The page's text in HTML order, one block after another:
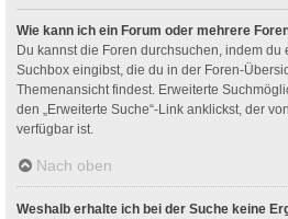
Wie kann ich ein Forum oder mehrere
Du kannst die Foren durchsuchen, indem du
Suchbox eingibst, die du in der Foren-
Themenansicht findest. Erweiterte
den „Erweiterte Suche“-Link anklickst, der
verfügbar ist.
Nach oben
Weshalb erhalte ich bei der Suche keine